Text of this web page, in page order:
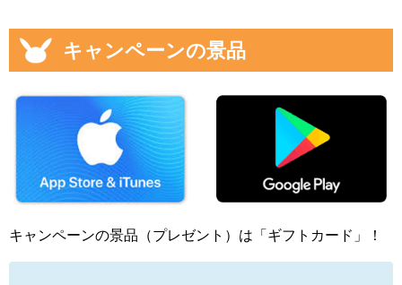
キャンペーンの景品
キャンペーンの景品（プレゼント）は「ギフトカード」！